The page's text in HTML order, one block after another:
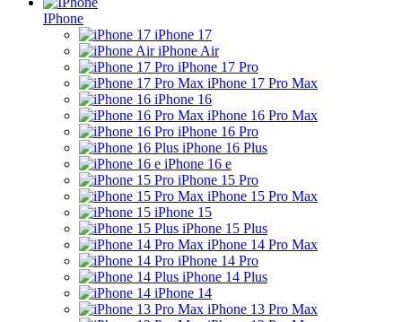
IPhone
iPhone 17
iPhone Air
iPhone 17 Pro
iPhone 17 Pro Max
iPhone 16
iPhone 16 Pro Max
iPhone 16 Pro
iPhone 16 Plus
iPhone 16 e
iPhone 15 Pro
iPhone 15 Pro Max
iPhone 15
iPhone 15 Plus
iPhone 14 Pro Max
iPhone 14 Pro
iPhone 14 Plus
iPhone 14
iPhone 13 Pro Max